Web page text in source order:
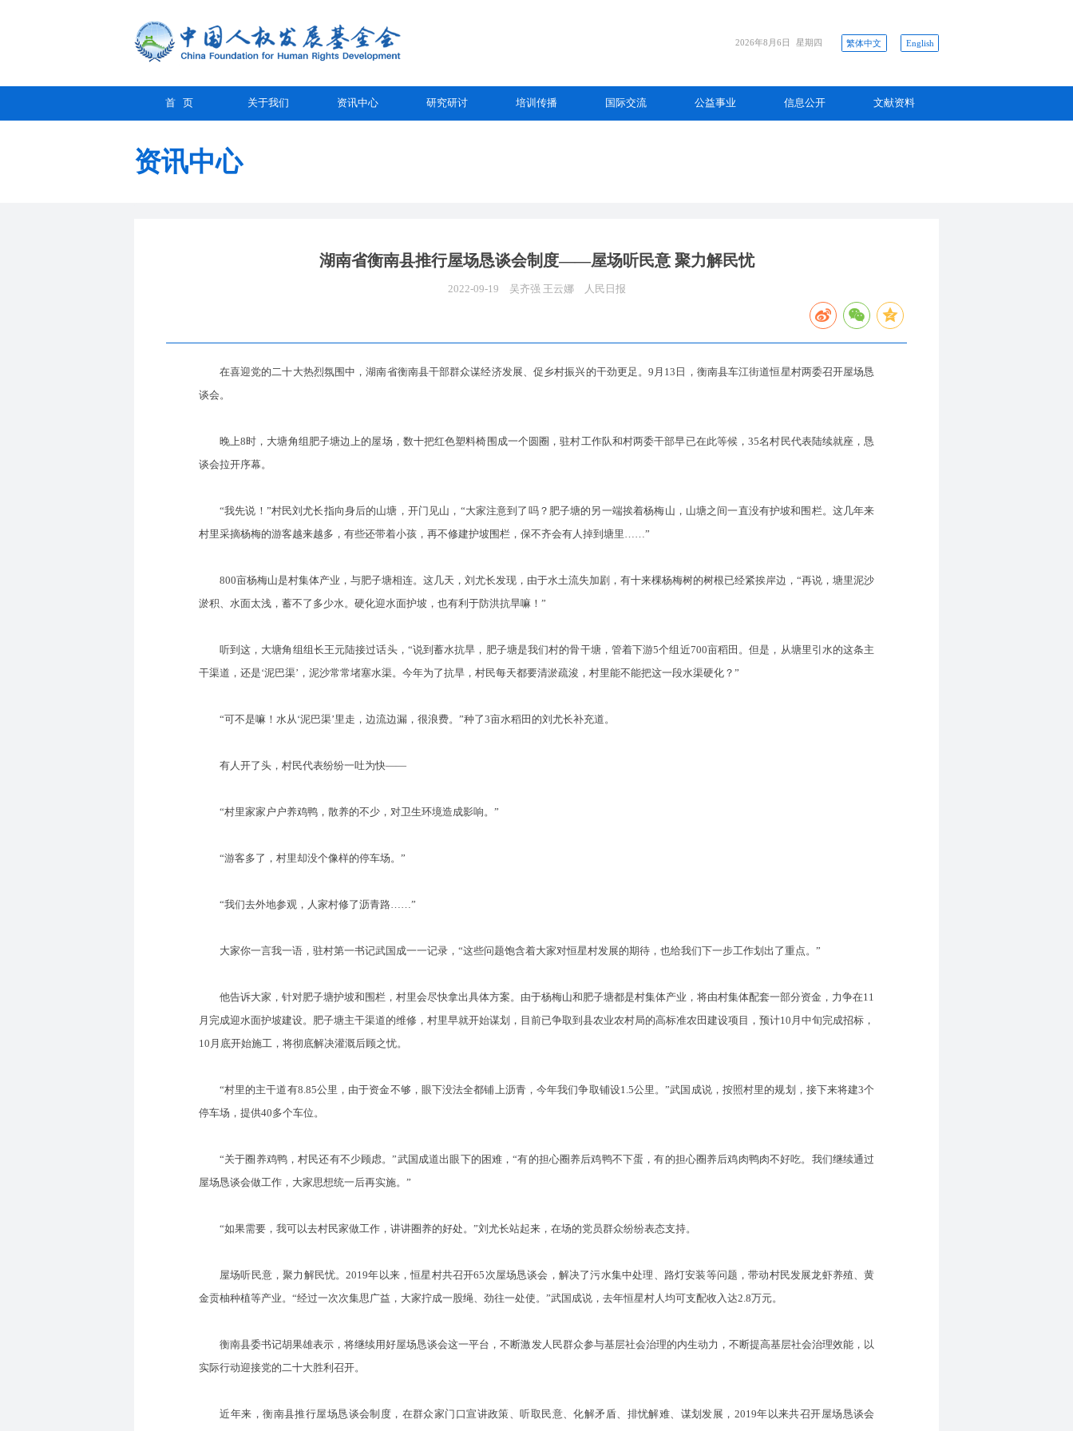
2026年8月6日 星期四 繁体中文 English
首 页 关于我们 资讯中心 研究研讨 培训传播 国际交流 公益事业 信息公开 文献资料
资讯中心
湖南省衡南县推行屋场恳谈会制度——屋场听民意 聚力解民忧
2022-09-19 吴齐强 王云娜 人民日报
在喜迎党的二十大热烈氛围中，湖南省衡南县干部群众谋经济发展、促乡村振兴的干劲更足。9月13日，衡南县车江街道恒星村两委召开屋场恳
谈会。
晚上8时，大塘角组肥子塘边上的屋场，数十把红色塑料椅围成一个圆圈，驻村工作队和村两委干部早已在此等候，35名村民代表陆续就座，恳
谈会拉开序幕。
“我先说！”村民刘尤长指向身后的山塘，开门见山，“大家注意到了吗？肥子塘的另一端挨着杨梅山，山塘之间一直没有护坡和围栏。这几年来
村里采摘杨梅的游客越来越多，有些还带着小孩，再不修建护坡围栏，保不齐会有人掉到塘里……”
800亩杨梅山是村集体产业，与肥子塘相连。这几天，刘尤长发现，由于水土流失加剧，有十来棵杨梅树的树根已经紧挨岸边，“再说，塘里泥沙
淤积、水面太浅，蓄不了多少水。硬化迎水面护坡，也有利于防洪抗旱嘛！”
听到这，大塘角组组长王元陆接过话头，“说到蓄水抗旱，肥子塘是我们村的骨干塘，管着下游5个组近700亩稻田。但是，从塘里引水的这条主
干渠道，还是‘泥巴渠’，泥沙常常堵塞水渠。今年为了抗旱，村民每天都要清淤疏浚，村里能不能把这一段水渠硬化？”
“可不是嘛！水从‘泥巴渠’里走，边流边漏，很浪费。”种了3亩水稻田的刘尤长补充道。
有人开了头，村民代表纷纷一吐为快——
“村里家家户户养鸡鸭，散养的不少，对卫生环境造成影响。”
“游客多了，村里却没个像样的停车场。”
“我们去外地参观，人家村修了沥青路……”
大家你一言我一语，驻村第一书记武国成一一记录，“这些问题饱含着大家对恒星村发展的期待，也给我们下一步工作划出了重点。”
他告诉大家，针对肥子塘护坡和围栏，村里会尽快拿出具体方案。由于杨梅山和肥子塘都是村集体产业，将由村集体配套一部分资金，力争在11
月完成迎水面护坡建设。肥子塘主干渠道的维修，村里早就开始谋划，目前已争取到县农业农村局的高标准农田建设项目，预计10月中旬完成招标，
10月底开始施工，将彻底解决灌溉后顾之忧。
“村里的主干道有8.85公里，由于资金不够，眼下没法全都铺上沥青，今年我们争取铺设1.5公里。”武国成说，按照村里的规划，接下来将建3个
停车场，提供40多个车位。
“关于圈养鸡鸭，村民还有不少顾虑。”武国成道出眼下的困难，“有的担心圈养后鸡鸭不下蛋，有的担心圈养后鸡肉鸭肉不好吃。我们继续通过
屋场恳谈会做工作，大家思想统一后再实施。”
“如果需要，我可以去村民家做工作，讲讲圈养的好处。”刘尤长站起来，在场的党员群众纷纷表态支持。
屋场听民意，聚力解民忧。2019年以来，恒星村共召开65次屋场恳谈会，解决了污水集中处理、路灯安装等问题，带动村民发展龙虾养殖、黄
金贡柚种植等产业。“经过一次次集思广益，大家拧成一股绳、劲往一处使。”武国成说，去年恒星村人均可支配收入达2.8万元。
衡南县委书记胡果雄表示，将继续用好屋场恳谈会这一平台，不断激发人民群众参与基层社会治理的内生动力，不断提高基层社会治理效能，以
实际行动迎接党的二十大胜利召开。
近年来，衡南县推行屋场恳谈会制度，在群众家门口宣讲政策、听取民意、化解矛盾、排忧解难、谋划发展，2019年以来共召开屋场恳谈会